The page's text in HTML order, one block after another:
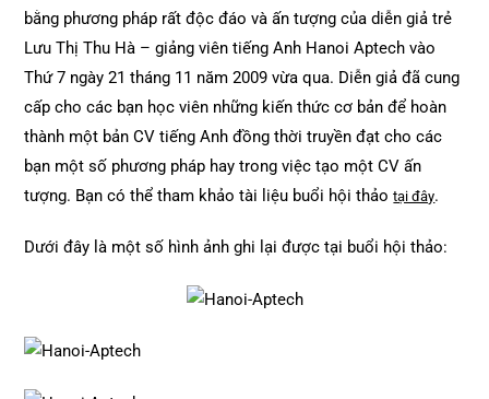
bằng phương pháp rất độc đáo và ấn tượng của diễn giả trẻ
Lưu Thị Thu Hà – giảng viên tiếng Anh Hanoi Aptech vào
Thứ 7 ngày 21 tháng 11 năm 2009 vừa qua. Diễn giả đã cung
cấp cho các bạn học viên những kiến thức cơ bản để hoàn
thành một bản CV tiếng Anh đồng thời truyền đạt cho các
bạn một số phương pháp hay trong việc tạo một CV ấn
tượng. Bạn có thể tham khảo tài liệu buổi hội thảotại đây.
Dưới đây là một số hình ảnh ghi lại được tại buổi hội thảo: